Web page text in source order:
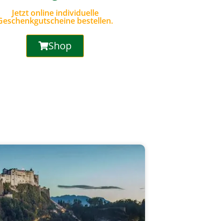
Jetzt online individuelle
bestellen.
Shop